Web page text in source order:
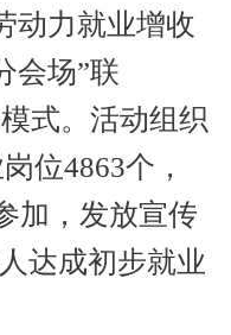
动力就业增收
会场”联
式。活动组织
位4863个，
加，发放宣传
达成初步就业